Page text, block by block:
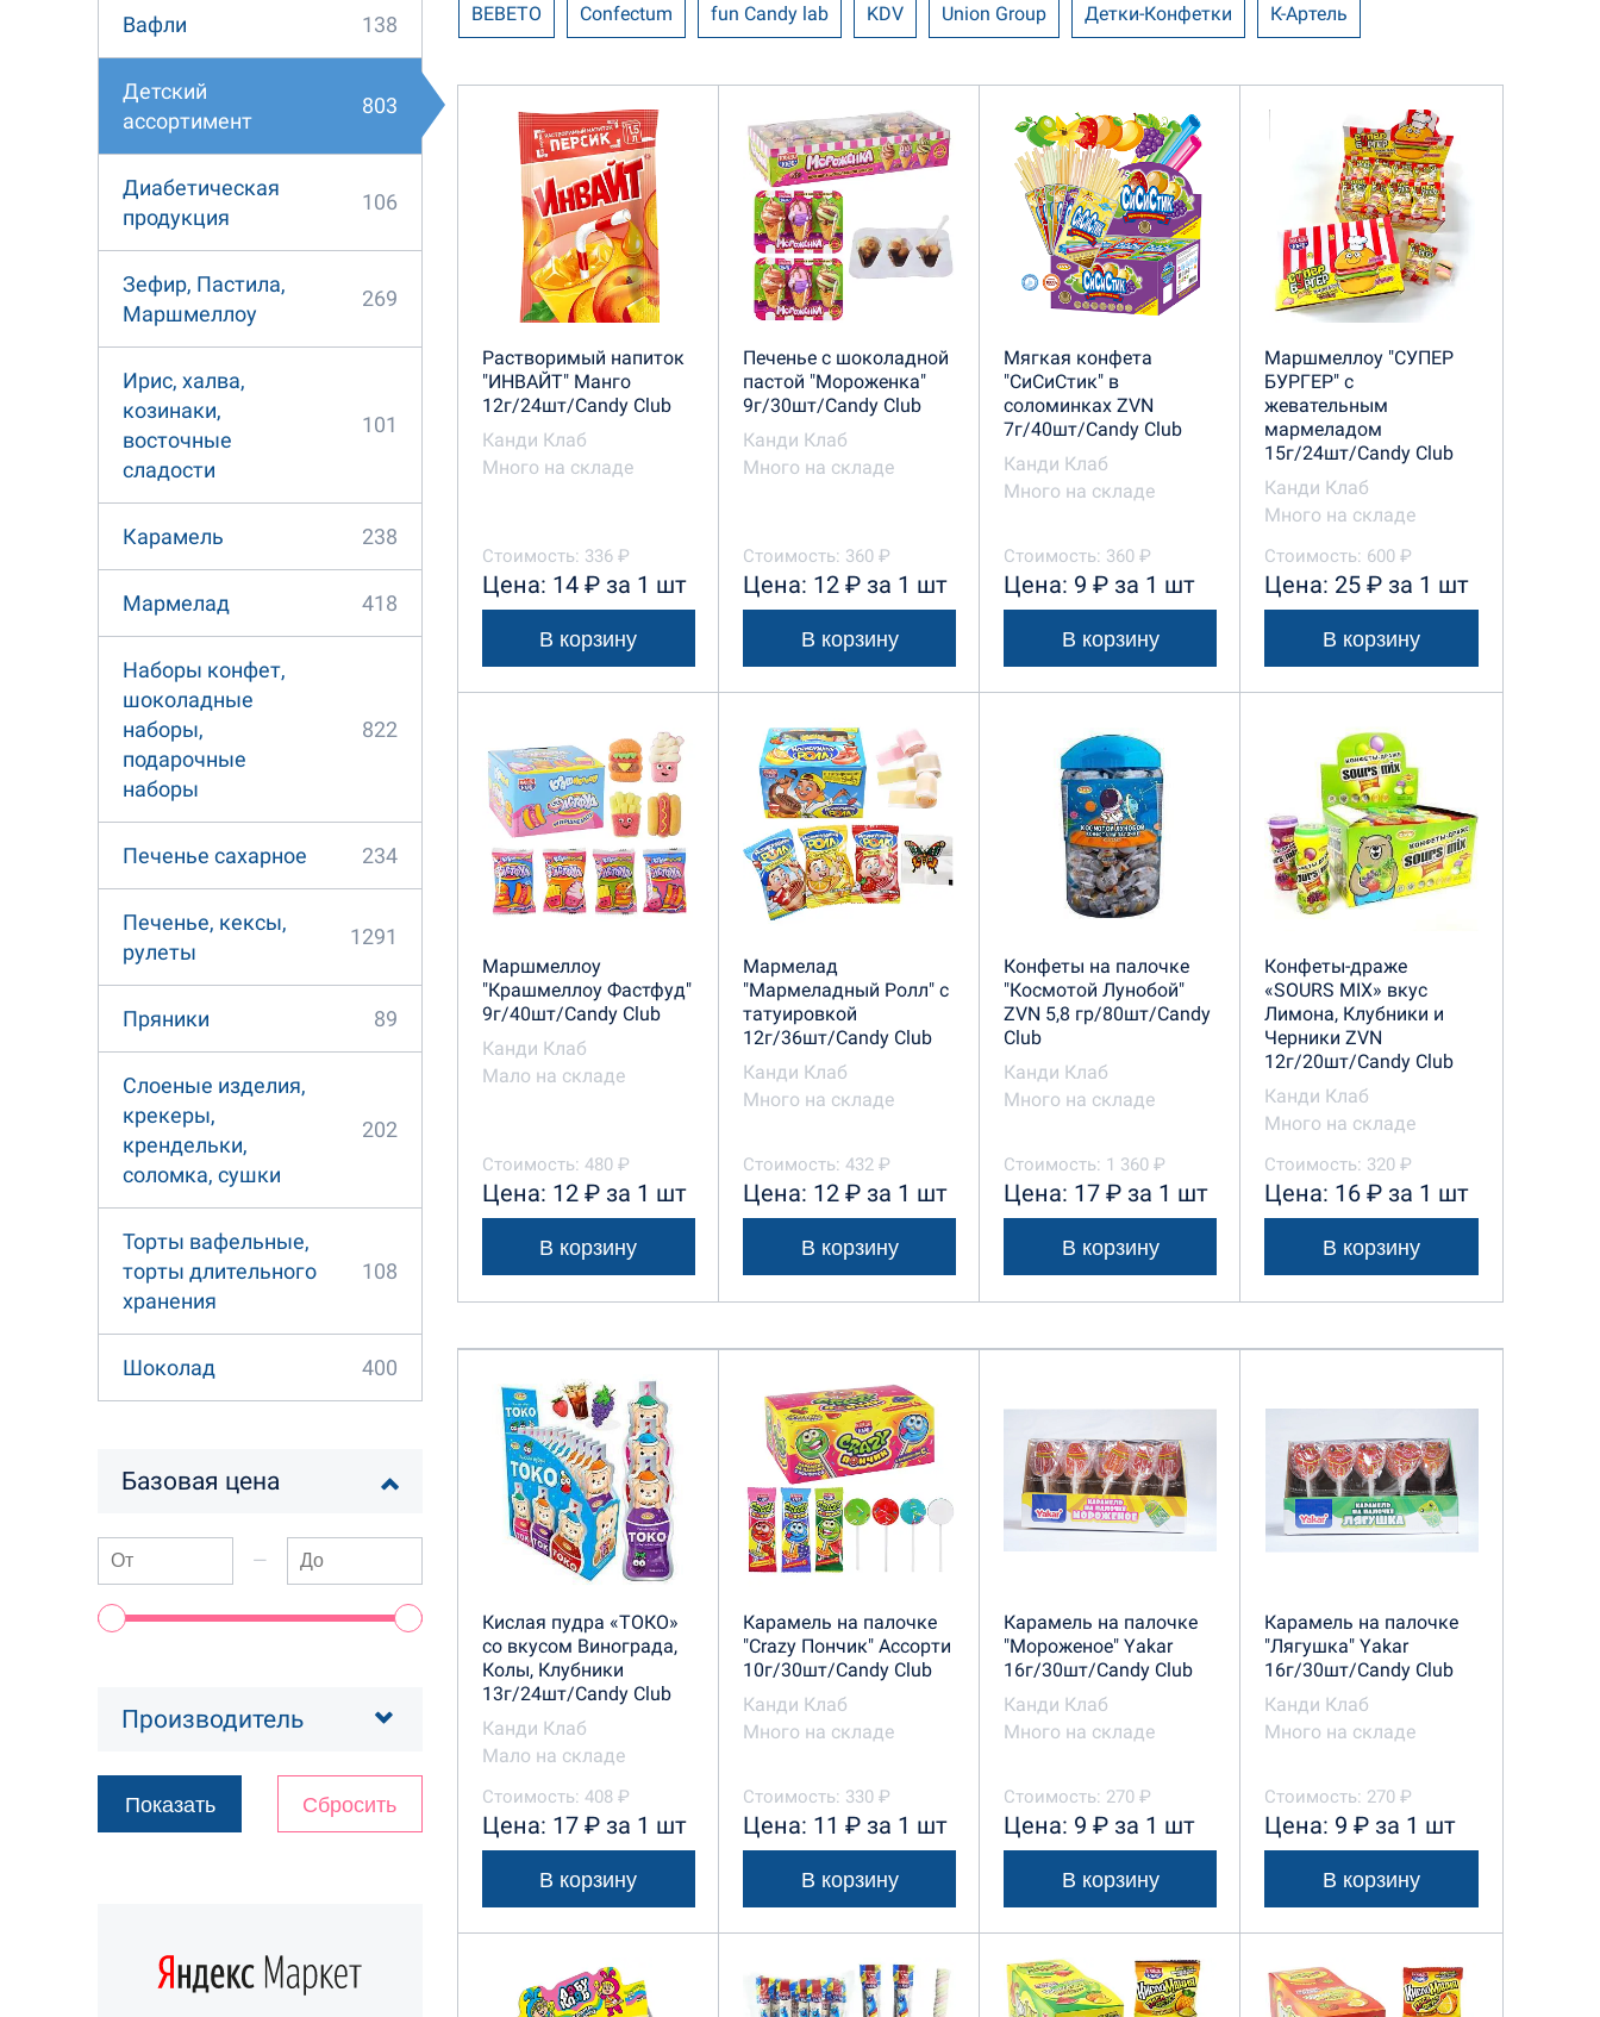
Вафли 138
Детский
ассортимент
803
Диабетическая
продукция
106
Зефир, Пастила,
Маршмеллоу
269
Ирис, халва,
козинаки,
восточные
сладости
101
Карамель 238
Мармелад 418
Наборы конфет,
шоколадные
наборы,
подарочные
наборы
822
Печенье сахарное 234
Печенье, кексы,
рулеты
1291
Пряники 89
Слоеные изделия,
крекеры,
крендельки,
соломка, сушки
202
Торты вафельные,
торты длительного
хранения
108
Шоколад 400
Базовая цена
—
Производитель
BEBETO Confectum fun Candy lab KDV Union Group Детки-Конфетки К-Артель
Сладкий Дом ТД Холодок
Растворимый напиток
"ИНВАЙТ" Манго
12г/24шт/Candy Club
Канди Клаб
Много на складе
Стоимость: 336 ₽
Цена: 14 ₽ за 1 шт
В корзину
Печенье с шоколадной
пастой "Мороженка"
9г/30шт/Candy Club
Канди Клаб
Много на складе
Стоимость: 360 ₽
Цена: 12 ₽ за 1 шт
В корзину
Мягкая конфета
"СиСиСтик" в
соломинках ZVN
7г/40шт/Candy Club
Канди Клаб
Много на складе
Стоимость: 360 ₽
Цена: 9 ₽ за 1 шт
В корзину
Маршмеллоу "СУПЕР
БУРГЕР" с
жевательным
мармеладом
15г/24шт/Candy Club
Канди Клаб
Много на складе
Стоимость: 600 ₽
Цена: 25 ₽ за 1 шт
В корзину
Маршмеллоу
"Крашмеллоу Фастфуд"
9г/40шт/Candy Club
Канди Клаб
Мало на складе
Стоимость: 480 ₽
Цена: 12 ₽ за 1 шт
В корзину
Мармелад
"Мармеладный Ролл" с
татуировкой
12г/36шт/Candy Club
Канди Клаб
Много на складе
Стоимость: 432 ₽
Цена: 12 ₽ за 1 шт
В корзину
Конфеты на палочке
"Космотой Лунобой"
ZVN 5,8 гр/80шт/Candy
Club
Канди Клаб
Много на складе
Стоимость: 1 360 ₽
Цена: 17 ₽ за 1 шт
В корзину
Конфеты-драже
«SOURS MIX» вкус
Лимона, Клубники и
Черники ZVN
12г/20шт/Candy Club
Канди Клаб
Много на складе
Стоимость: 320 ₽
Цена: 16 ₽ за 1 шт
В корзину
Кислая пудра «ТОКО»
со вкусом Винограда,
Колы, Клубники
13г/24шт/Candy Club
Канди Клаб
Мало на складе
Стоимость: 408 ₽
Цена: 17 ₽ за 1 шт
В корзину
Карамель на палочке
"Crazy Пончик" Ассорти
10г/30шт/Candy Club
Канди Клаб
Много на складе
Стоимость: 330 ₽
Цена: 11 ₽ за 1 шт
В корзину
Карамель на палочке
"Мороженое" Yakar
16г/30шт/Candy Club
Канди Клаб
Много на складе
Стоимость: 270 ₽
Цена: 9 ₽ за 1 шт
В корзину
Карамель на палочке
"Лягушка" Yakar
16г/30шт/Candy Club
Канди Клаб
Много на складе
Стоимость: 270 ₽
Цена: 9 ₽ за 1 шт
В корзину